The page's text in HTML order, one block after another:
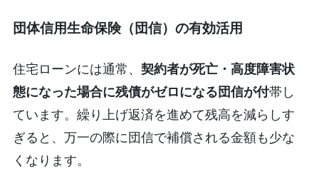
団体信用生命保険（団信）の有効活用
住宅ローンには通常、 契約者が死亡・高度障害状
態になった場合に残債がゼロになる団信が付帯し
ています。繰り上げ返済を進めて残高を減らしす
ぎると、万一の際に団信で補償される金額も少な
くなります。